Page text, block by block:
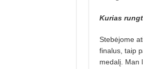
Kurias
Stebėjome
finalus, taip
medalį. Man